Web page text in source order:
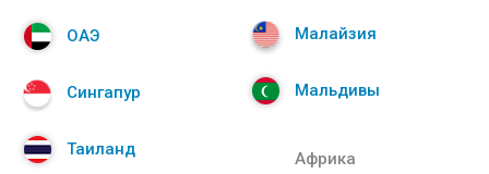
Малайзия
Мальдивы
ОАЭ
Сингапур
Таиланд Африка